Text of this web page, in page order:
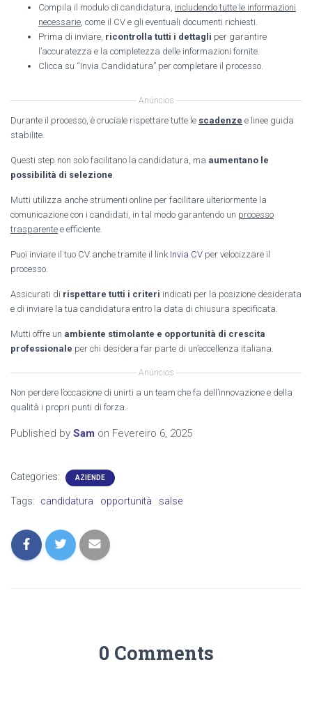
Compila il modulo di candidatura, includendo tutte le informazioni
necessarie , come il CV e gli eventuali documenti richiesti.
Prima di inviare, ricontrolla tutti i dettagli per garantire
l’accuratezza e la completezza delle informazioni fornite.
Clicca su “Invia Candidatura” per completare il processo.
Anúncios
Durante il processo, è cruciale rispettare tutte le scadenze e linee guida
stabilite.
Questi step non solo facilitano la candidatura, ma aumentano le
possibilità di selezione
Mutti utilizza anche strumenti online per facilitare ulteriormente la
comunicazione con i candidati, in tal modo garantendo un processo
trasparente e efficiente.
Puoi inviare il tuo CV anche tramite il link Invia CV per velocizzare il
processo.
Assicurati di rispettare tutti i criteri indicati per la posizione desiderata
e di inviare la tua candidatura entro la data di chiusura specificata.
Mutti offre un ambiente stimolante e opportunità di crescita
professionale per chi desidera far parte di un’eccellenza italiana.
Anúncios
Non perdere l’occasione di unirti a un team che fa dell’innovazione e della
qualità i propri punti di forza.
Published by Sam on Fevereiro 6, 2025
Categories: AZIENDE
Tags: candidatura opportunità salse
0 Comments